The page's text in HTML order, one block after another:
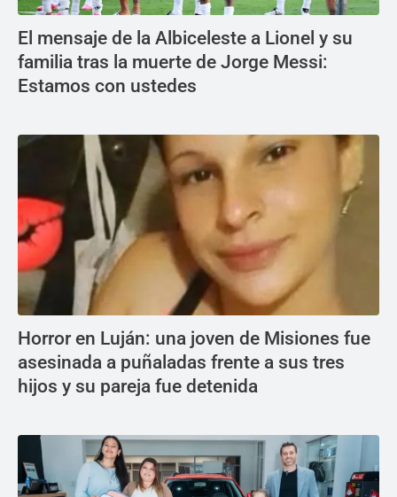
El mensaje de la Albiceleste a Lionel y su
familia tras la muerte de Jorge Messi:
Estamos con ustedes
Horror en Luján: una joven de Misiones fue
asesinada a puñaladas frente a sus tres
hijos y su pareja fue detenida